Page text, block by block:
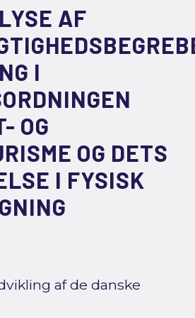
AF
I
OG
OG DETS
I FYSISK
af de danske